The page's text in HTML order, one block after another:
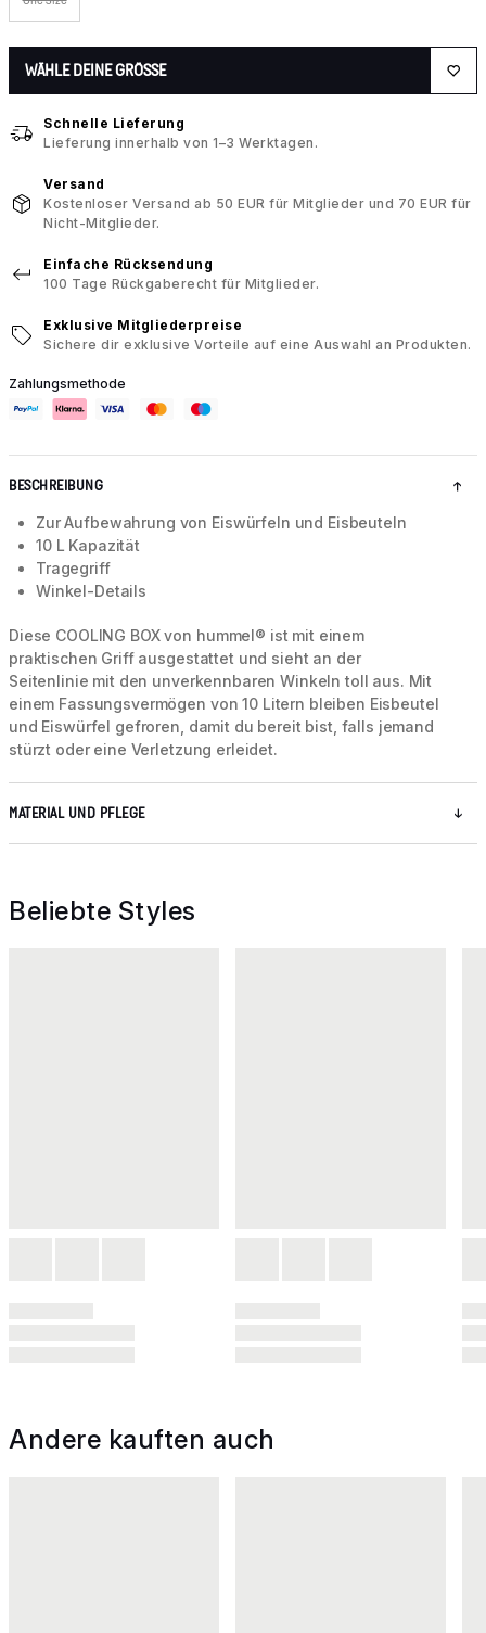
WÄHLE DEINE GRÖSSE
Schnelle Lieferung
Lieferung innerhalb von 1–3 Werktagen.
Versand
Kostenloser Versand ab 50 EUR für Mitglieder und 70 EUR für
Nicht-Mitglieder.
Einfache Rücksendung
100 Tage Rückgaberecht für Mitglieder.
Exklusive Mitgliederpreise
Sichere dir exklusive Vorteile auf eine Auswahl an Produkten.
Zahlungsmethode
BESCHREIBUNG
Zur Aufbewahrung von Eiswürfeln und Eisbeuteln
10 L Kapazität
Tragegriff
Winkel-Details
Diese COOLING BOX von hummel® ist mit einem
praktischen Griff ausgestattet und sieht an der
Seitenlinie mit den unverkennbaren Winkeln toll aus. Mit
einem Fassungsvermögen von 10 Litern bleiben Eisbeutel
und Eiswürfel gefroren, damit du bereit bist, falls jemand
stürzt oder eine Verletzung erleidet.
MATERIAL UND PFLEGE
Beliebte Styles
Andere kauften auch